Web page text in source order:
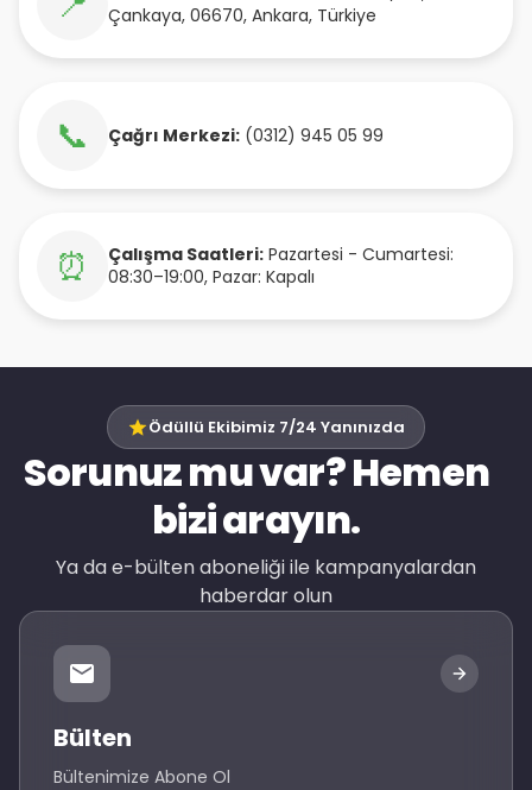
Çankaya, 06670, Ankara, Türkiye
📞 Çağrı Merkezi: (0312) 945 05 99
⏰ Çalışma Saatleri: Pazartesi - Cumartesi:
08:30–19:00, Pazar: Kapalı
Ödüllü Ekibimiz 7/24 Yanınızda
Sorunuz mu var? Hemen
bizi arayın.
Ya da e-bülten aboneliği ile kampanyalardan
haberdar olun
Bülten
Bültenimize Abone Ol